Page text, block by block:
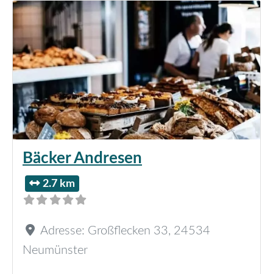
Bäcker Andresen
2.7 km
Adresse: Großflecken 33, 24534
Neumünster